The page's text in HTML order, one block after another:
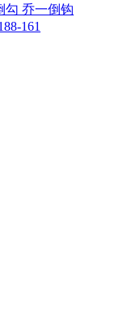
勾 乔一倒钩
161